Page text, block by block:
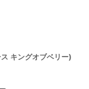
キングオブベリー)